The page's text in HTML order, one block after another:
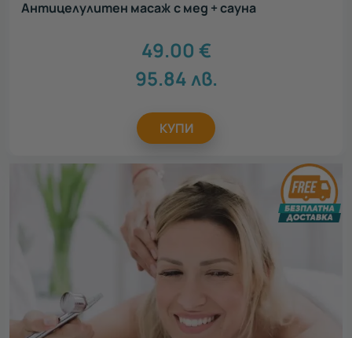
Антицелулитен масаж с мед + сауна
49.00 €
95.84лв.
КУПИ